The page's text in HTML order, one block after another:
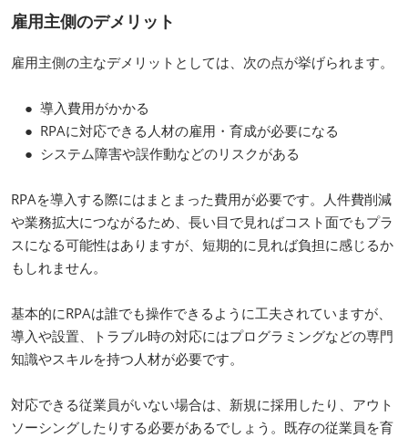
雇用主側のデメリット
雇用主側の主なデメリットとしては、次の点が挙げられます。
● 導入費用がかかる
● RPAに対応できる人材の雇用・育成が必要になる
● システム障害や誤作動などのリスクがある
RPAを導入する際にはまとまった費用が必要です。人件費削減
や業務拡大につながるため、長い目で見ればコスト面でもプラ
スになる可能性はありますが、短期的に見れば負担に感じるか
もしれません。
基本的にRPAは誰でも操作できるように工夫されていますが、
導入や設置、トラブル時の対応にはプログラミングなどの専門
知識やスキルを持つ人材が必要です。
対応できる従業員がいない場合は、新規に採用したり、アウト
ソーシングしたりする必要があるでしょう。既存の従業員を育